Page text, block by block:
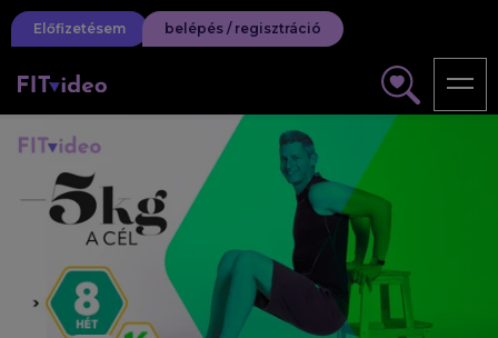
Előfizetésem belépés / regisztráció